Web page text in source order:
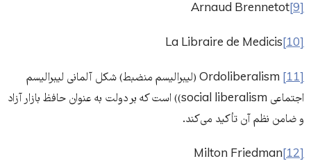
[9]
Arnaud Brennetot
[10]
La Libraire de Medicis
[11]
Ordoliberalism (لیبرالیسم منضبط) شکل آلمانی لیبرالیسم
اجتماعی social liberalism)) است که بر دولت به عنوان حافظ بازار آزاد
و ضامن نظم آن تأکید می‌کند.
[12]
Milton Friedman